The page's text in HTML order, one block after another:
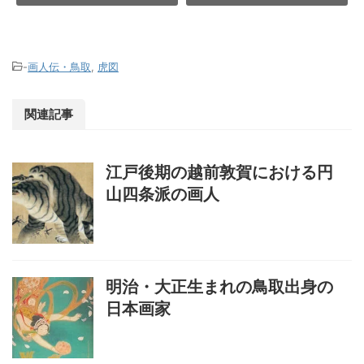
-画人伝・鳥取 虎図
関連記事
江戸後期の越前敦賀における円
山四条派の画人
明治・大正生まれの鳥取出身の
日本画家